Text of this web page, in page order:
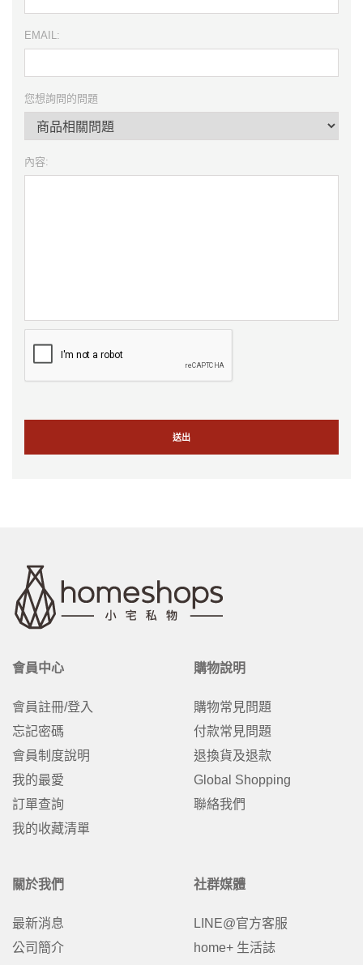
EMAIL:
您想詢問的問題
內容:
會員中心
會員註冊/登入
忘記密碼
會員制度說明
我的最愛
訂單查詢
我的收藏清單
購物說明
購物常見問題
付款常見問題
退換貨及退款
Global Shopping
聯絡我們
關於我們
最新消息
公司簡介
社群媒體
LINE@官方客服
home+ 生活誌